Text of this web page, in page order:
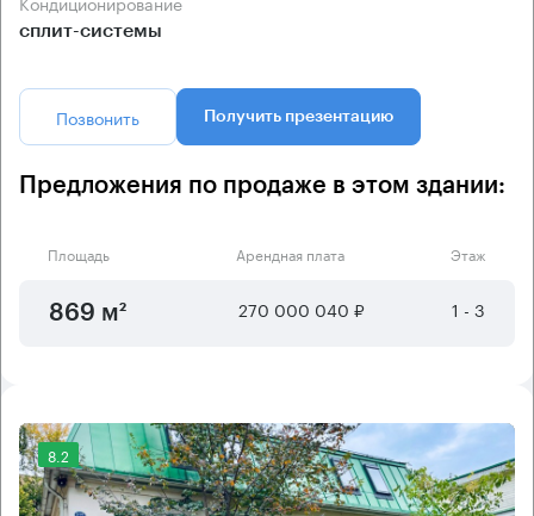
сплит-системы
Позвонить Получить презентацию
Предложения по продаже в этом здании:
Площадь Арендная плата Этаж
869 м² 270 000 040 ₽ 1 - 3
8.2